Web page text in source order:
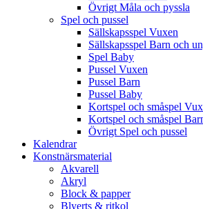
Övrigt Måla och pyssla
Spel och pussel
Sällskapsspel Vuxen
Sällskapsspel Barn och
Spel Baby
Pussel Vuxen
Pussel Barn
Pussel Baby
Kortspel och småspel
Kortspel och småspel
Övrigt Spel och pussel
Kalendrar
Konstnärsmaterial
Akvarell
Akryl
Block & papper
Blyerts & ritkol